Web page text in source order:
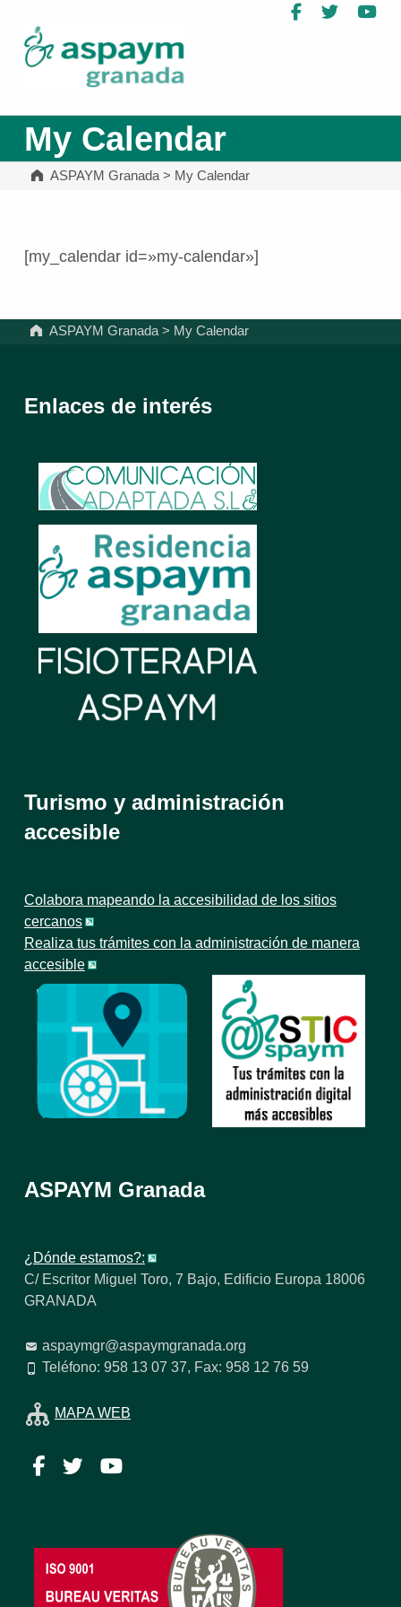
Facebook
Twitter
My Calendar
ASPAYM Granada> My Calendar
[my_calendar id=»my-calendar»]
ASPAYM Granada > My Calendar
Enlaces de interés
Turismo y administración
accesible
Colabora mapeando la accesibilidad de los sitios
cercanos
Realiza tus trámites con la administración de manera
accesible
ASPAYM Granada
¿Dónde estamos?:
C/ Escritor Miguel Toro, 7 Bajo, Edificio Europa 18006
GRANADA
aspaymgr@aspaymgranada.org
Teléfono: 958 13 07 37, Fax: 958 12 76 59
MAPA WEB
Facebook
TwitterYouTube